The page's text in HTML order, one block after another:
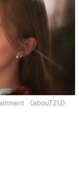
〈abouTZU〉